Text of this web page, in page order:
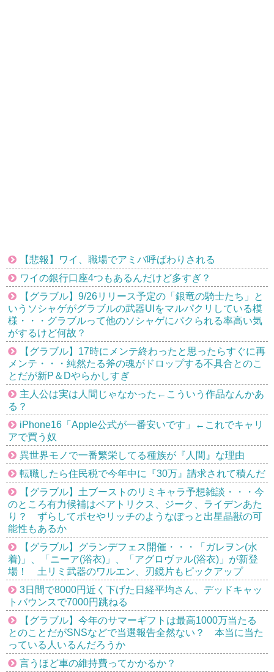
【悲報】ワイ、職場でアミバ呼ばわりされる
ワイの銀行口座4つもあるんだけど多すぎ？
【グラブル】9/26リリース予定の「銀竜の騎士たち」と
いうソシャゲがグラブルの武器UIをマルパクリしている模
様・・・グラブルって他のソシャゲにパクられる率高い気
がするけど何故？
【グラブル】17時にメンテ終わったと思ったらすぐに再
メンテ・・・純然たる斧の魂がドロップする不具合とのこ
とだが新P＆Dやらかしすぎ
主人公は実は人間じゃなかった←こういう作品なんかあ
る？
iPhone16「Apple公式が一番安いです」←これでキャリ
アで買う奴
異世界モノで一番繁栄してる種族が『人間』な理由
転職したら住民税で今年中に『30万』請求されて積んだ
【グラブル】土ブーストのリミキャラ予想雑談・・・今
のところ有力候補はベアトリクス、ジーク、ライデンあた
り？ ずらしてポセやリッチのようなぽっと出星晶獣の可
能性もあるか
【グラブル】グランデフェス開催・・・「ガレヲン(水
着)」、「ニーア(浴衣)」、「アグロヴァル(浴衣)」が新登
場！ 土リミ武器のワルエン、刃鏡片もピックアップ
3日間で8000円近く下げた日経平均さん、デッドキャッ
トバウンスで7000円跳ねる
【グラブル】今年のサマーギフトは最高1000万当たる
とのことだがSNSなどで当選報告全然ない？ 本当に当た
っている人いるんだろうか
言うほど車の維持費ってかかるか？